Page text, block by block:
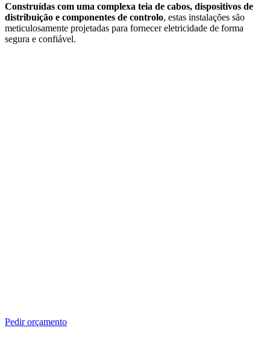
Construídas com uma complexa teia de cabos, dispositivos de
distribuição e componentes de controlo, estas instalações são
meticulosamente projetadas para fornecer eletricidade de forma
segura e confiável.
Pedir orçamento